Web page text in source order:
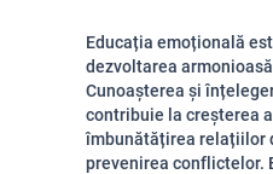
Educația emoțională
dezvoltarea
Cunoașterea și
contribuie la creșterea
îmbunătățirea relațiilor
prevenirea conflictelor.